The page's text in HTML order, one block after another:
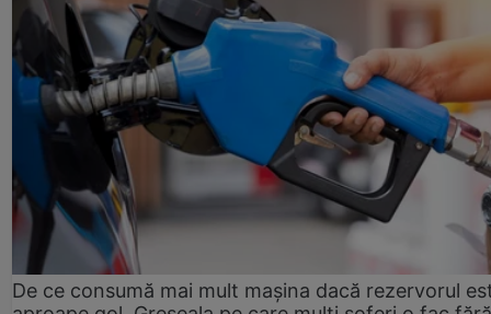
De ce consumă mai mult mașina dacă rezervorul